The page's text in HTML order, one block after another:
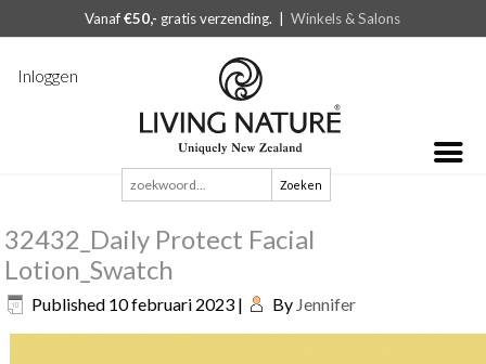
Vanaf€50,- gratis verzending. |Winkels & Salons
Inloggen
Zoeken
naar:
32432_Daily Protect Facial
Lotion_Swatch
Published 10 februari 2023 | By Jennifer